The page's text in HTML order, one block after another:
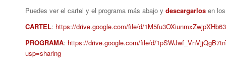
Puedes ver el cartel y el programa más abajo y descargarlos en
CARTEL: https://drive.google.com/file/d/
PROGRAMA: https://drive.google.com/file/d/
usp=sharing